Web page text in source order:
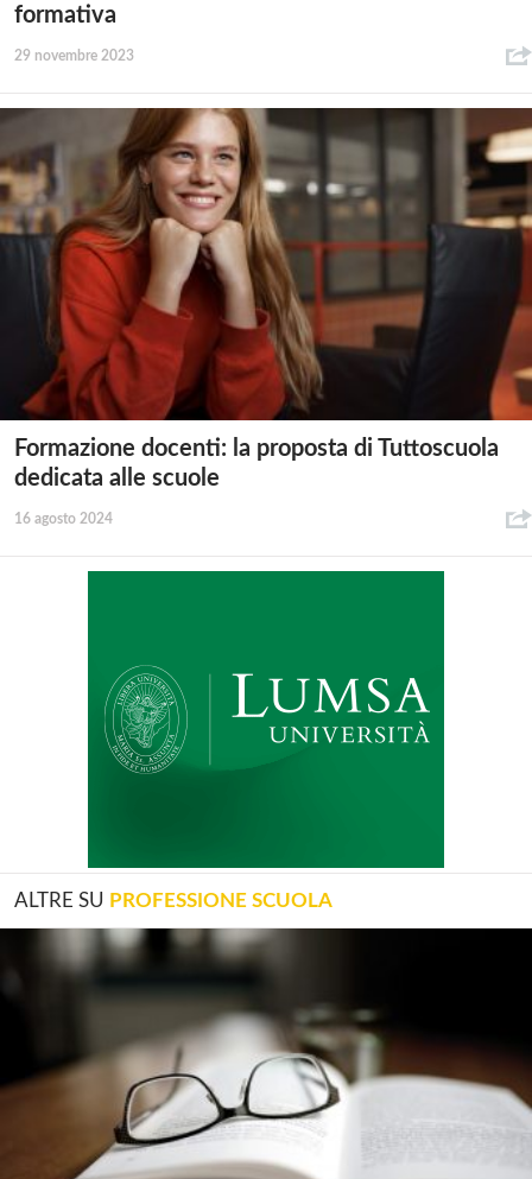
formativa
29 novembre 2023
Formazione docenti: la proposta di Tuttoscuola
dedicata alle scuole
16 agosto 2024
ALTRE SU PROFESSIONE SCUOLA